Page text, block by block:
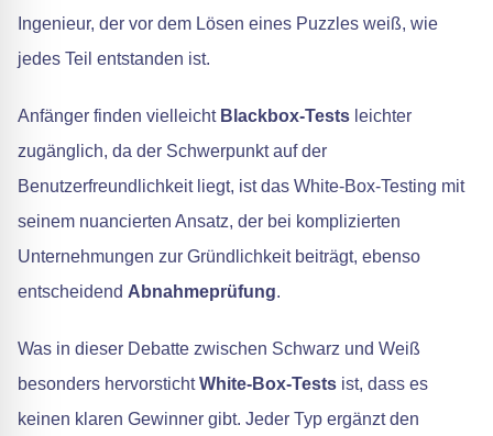
Ingenieur, der vor dem Lösen eines Puzzles weiß, wie
jedes Teil entstanden ist.
Anfänger finden vielleicht Blackbox-Tests leichter
zugänglich, da der Schwerpunkt auf der
Benutzerfreundlichkeit liegt, ist das White-Box-Testing mit
seinem nuancierten Ansatz, der bei komplizierten
Unternehmungen zur Gründlichkeit beiträgt, ebenso
entscheidend Abnahmeprüfung.
Was in dieser Debatte zwischen Schwarz und Weiß
besonders hervorstichtWhite-Box-Tests ist, dass es
keinen klaren Gewinner gibt. Jeder Typ ergänzt den